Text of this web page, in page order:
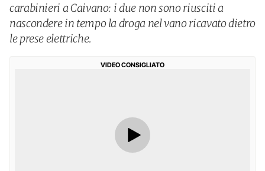
carabinieri a Caivano: i due non sono riusciti a
nascondere in tempo la droga nel vano ricavato dietro
le prese elettriche.
VIDEO CONSIGLIATO